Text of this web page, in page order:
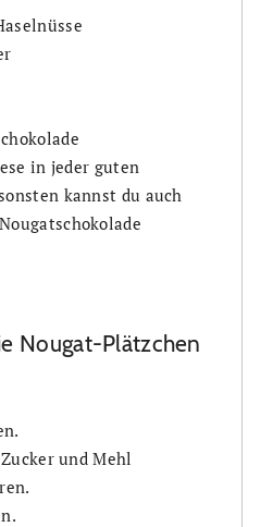
in jeder guten
kannst du auch
Nougat-Plätzchen
und Mehl